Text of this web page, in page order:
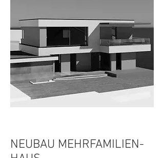
NEUBAU MEHRFAMILIEN-